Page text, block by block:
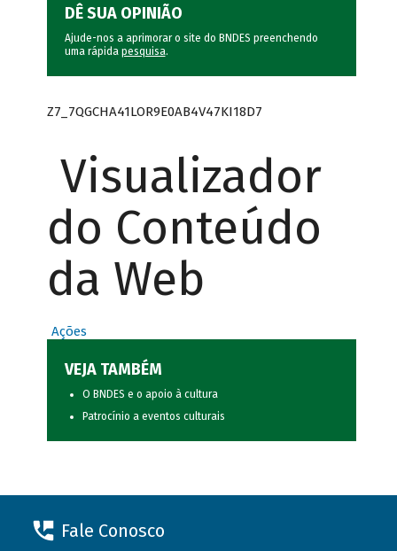
DÊ SUA OPINIÃO
Ajude-nos a aprimorar o site do BNDES preenchendo
uma rápida pesquisa.
Z7_7QGCHA41LOR9E0AB4V47KI18D7
Visualizador
do Conteúdo
da Web
Ações
VEJA TAMBÉM
O BNDES e o apoio à cultura
Patrocínio a eventos culturais
Fale Conosco